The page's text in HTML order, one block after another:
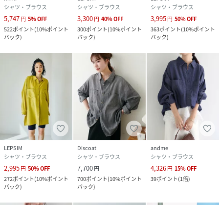
シャツ・ブラウス
5,747円 5%OFF
522ポイント(10%ポイント
バック)
シャツ・ブラウス
3,300円 40%OFF
300ポイント(10%ポイント
バック)
シャツ・ブラウス
3,995円 50%OFF
363ポイント(10%ポイント
バック)
LEPSIM
シャツ・ブラウス
2,995円 50%OFF
272ポイント(10%ポイント
バック)
Discoat
シャツ・ブラウス
7,700円
700ポイント(10%ポイント
バック)
andme
シャツ・ブラウス
4,326円 15%OFF
39ポイント(1倍)